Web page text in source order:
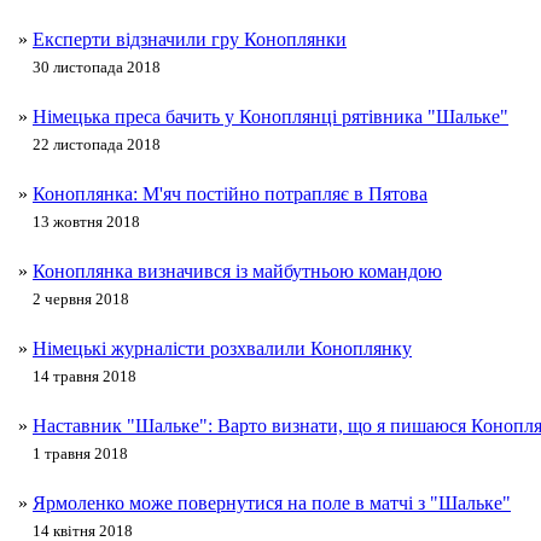
» Експерти відзначили гру Коноплянки
30 листопада 2018
» Німецька преса бачить у Коноплянці рятівника "Шальке"
22 листопада 2018
» Коноплянка: М'яч постійно потрапляє в Пятова
13 жовтня 2018
» Коноплянка визначився із майбутньою командою
2 червня 2018
» Німецькі журналісти розхвалили Коноплянку
14 травня 2018
» Наставник "Шальке": Варто визнати, що я пишаюся
1 травня 2018
» Ярмоленко може повернутися на поле в матчі з "Шальке"
14 квітня 2018